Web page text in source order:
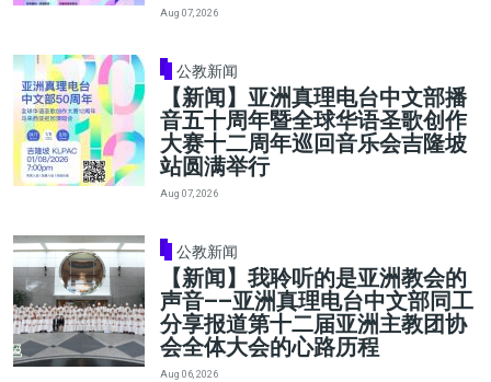
Aug 07, 2026
公教新闻
【新闻】亚洲真理电台中文部播
音五十周年暨全球华语圣歌创作
大赛十二周年巡回音乐会吉隆坡
站圆满举行
Aug 07, 2026
公教新闻
【新闻】我聆听的是亚洲教会的
声音——亚洲真理电台中文部同工
分享报道第十二届亚洲主教团协
会全体大会的心路历程
Aug 06, 2026